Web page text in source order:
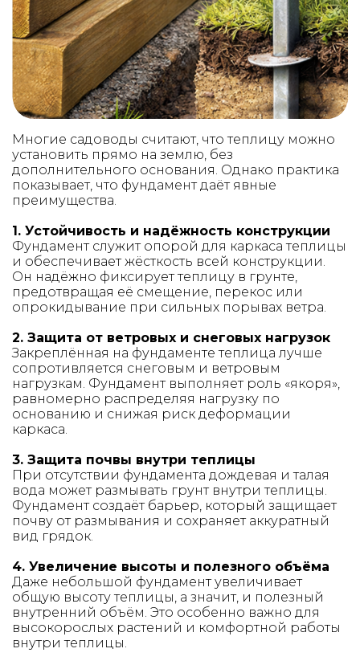
Многие садоводы считают, что теплицу можно
установить прямо на землю, без
дополнительного основания. Однако практика
показывает, что фундамент даёт явные
преимущества.
1. Устойчивость и надёжность конструкции
Фундамент служит опорой для каркаса теплицы
и обеспечивает жёсткость всей конструкции.
Он надёжно фиксирует теплицу в грунте,
предотвращая её смещение, перекос или
опрокидывание при сильных порывах ветра.
2. Защита от ветровых и снеговых нагрузок
Закреплённая на фундаменте теплица лучше
сопротивляется снеговым и ветровым
нагрузкам. Фундамент выполняет роль «якоря»,
равномерно распределяя нагрузку по
основанию и снижая риск деформации
каркаса.
3. Защита почвы внутри теплицы
При отсутствии фундамента дождевая и талая
вода может размывать грунт внутри теплицы.
Фундамент создаёт барьер, который защищает
почву от размывания и сохраняет аккуратный
вид грядок.
4. Увеличение высоты и полезного объёма
Даже небольшой фундамент увеличивает
общую высоту теплицы, а значит, и полезный
внутренний объём. Это особенно важно для
высокорослых растений и комфортной работы
внутри теплицы.